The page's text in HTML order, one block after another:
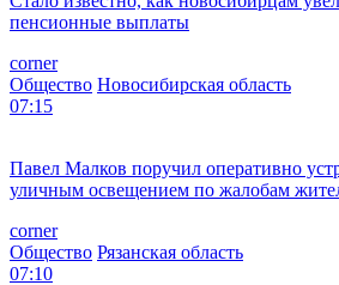
пенсионные выплаты
corner
Общество Новосибирская область
07:15
Павел Малков поручил оперативно
уличным освещением по жалобам
corner
Общество Рязанская область
07:10